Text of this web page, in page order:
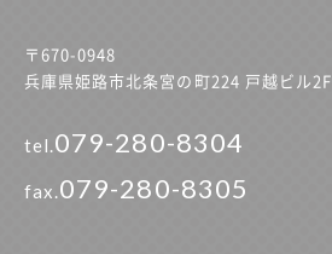
〒670-0948
兵庫県姫路市北条宮の町224 戸越ビル2F
tel.079-280-8304
fax.079-280-8305